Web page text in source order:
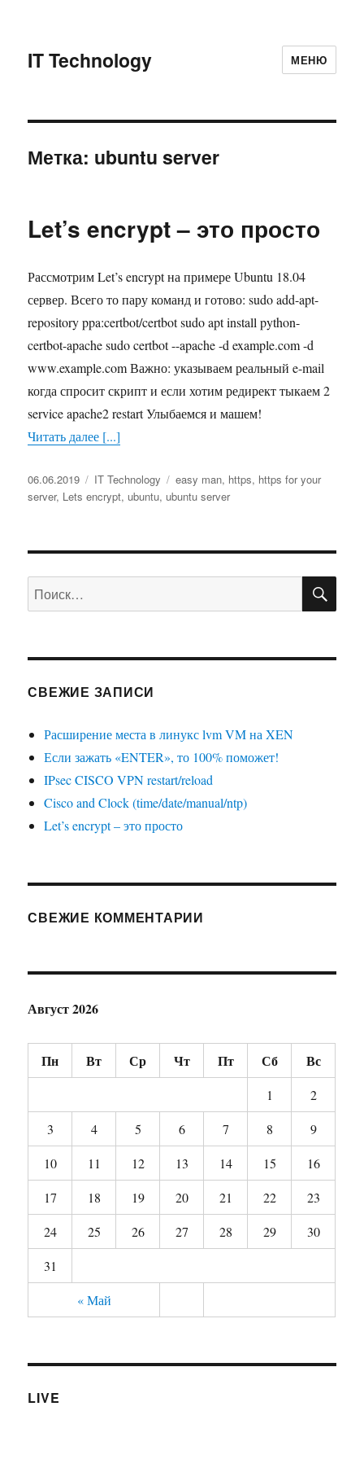
IT Technology МЕНЮ
Метка: ubuntu server
Let’s encrypt – это просто
Рассмотрим Let’s encrypt на примере Ubuntu 18.04
сервер. Всего то пару команд и готово: sudo add-apt-
repository ppa:certbot/certbot sudo apt install python-
certbot-apache sudo certbot --apache -d example.com -d
www.example.com Важно: указываем реальный e-mail
когда спросит скрипт и если хотим редирект тыкаем 2
service apache2 restart Улыбаемся и машем!
Читать далее [...]
Опубликовано
06.06.2019 Рубрики
IT Technology Метки
easy man, https, https for your
server, Lets encrypt, ubuntu, ubuntu server
Искать:
СВЕЖИЕ ЗАПИСИ
Расширение места в линукс lvm VM на XEN
Если зажать «ENTER», то 100% поможет!
IPsec CISCO VPN restart/reload
Cisco and Clock (time/date/manual/ntp)
Let’s encrypt – это просто
СВЕЖИЕ КОММЕНТАРИИ
Август 2026
Пн Вт Ср Чт Пт Сб Вс
« Май
1
2
3
4 5 6 7 8
9
10
11 12 13 14 15
16
17
18 19 20 21 22
23
24
25 26 27 28 29
30
31
LIVE